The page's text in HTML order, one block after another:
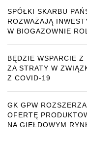
SPÓŁKI SKARBU
ROZWAŻAJĄ
W BIOGAZOWNIE
BĘDZIE WSPARCIE Z
ZA STRATY W
Z COVID-19
GK GPW ROZSZERZA
OFERTĘ
NA GIEŁDOWYM